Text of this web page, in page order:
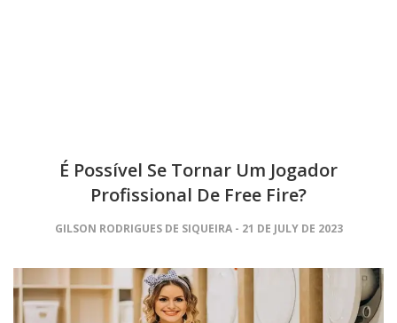
É Possível Se Tornar Um Jogador
Profissional De Free Fire?
GILSON RODRIGUES DE SIQUEIRA 21 DE JULY DE 2023